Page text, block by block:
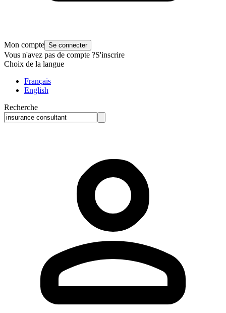
Mon compte Se connecter
Vous n'avez pas de compte ?S'inscrire
Choix de la langue
Français
English
Recherche